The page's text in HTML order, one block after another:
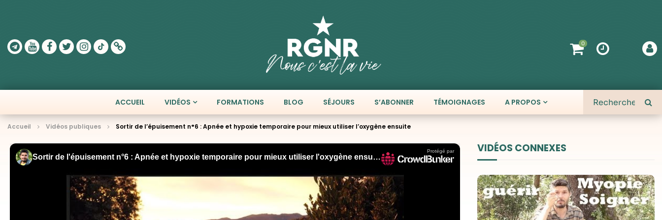
0
ACCUEIL VIDÉOS FORMATIONS BLOG SÉJOURS S’ABONNER TÉMOIGNAGES A PROPOS
Accueil Vidéos publiques Sortir de l’épuisement n°6 : Apnée et hypoxie temporaire pour mieux utiliser l’oxygène ensuite
VIDÉOS CONNEXES